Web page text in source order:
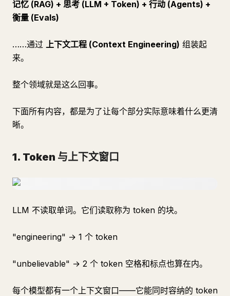
记忆 (RAG) + 思考 (LLM + Token) + 行动 (Agents) +
衡量 (Evals)
……通过 上下文工程 (Context Engineering) 组装起
来。
整个领域就是这么回事。
下面所有内容，都是为了让每个部分实际意味着什么更清
晰。
1. Token 与上下文窗口
LLM 不读取单词。它们读取称为 token 的块。
"engineering" → 1 个 token
"unbelievable" → 2 个 token 空格和标点也算在内。
每个模型都有一个上下文窗口——它能同时容纳的 token